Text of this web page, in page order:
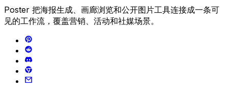
Poster 把海报生成、画廊浏览和公开图片工具连接成一条可
见的工作流，覆盖营销、活动和社媒场景。